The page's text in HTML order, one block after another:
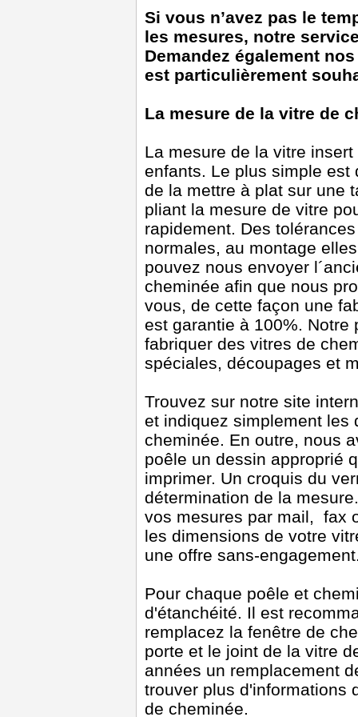
Si vous n’avez pas le
les mesures, notre
Demandez également
est particulièrement
La mesure de la vitre de
La mesure de la vitre
enfants. Le plus simple est
de la mettre à plat sur une
pliant la mesure de vitre
rapidement. Des
normales, au montage
pouvez nous envoyer
cheminée afin que nous
vous, de cette façon une
est garantie à 100%. Notre
fabriquer des vitres de
spéciales, découpages et
Trouvez sur notre site
et indiquez simplement les
cheminée. En outre, nous
poêle un dessin approprié
imprimer. Un croquis du
détermination de la
vos mesures par mail, fax
les dimensions de votre
une offre sans-
Pour chaque poêle et
d'étanchéité. Il est
remplacez la fenêtre de
porte et le joint de la vitre
années un remplacement
trouver plus d'informations
de cheminée.